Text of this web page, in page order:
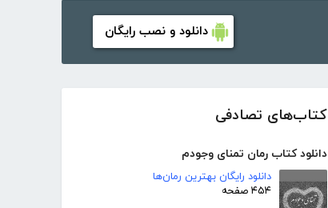
دانلود و نصب رایگان
کتاب‌های تصادفی
دانلود کتاب رمان تمنای وجودم
دانلود رایگان بهترین رمان‌ها
۴۵۴ صفحه